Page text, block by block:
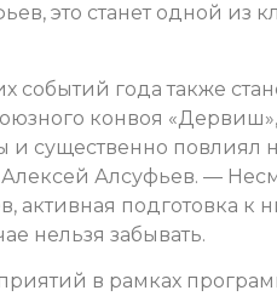
это станет одной из
года также
конвоя
существенно повлиял
Алсуфьев. —
активная подготовка к
нельзя забывать.
в рамках